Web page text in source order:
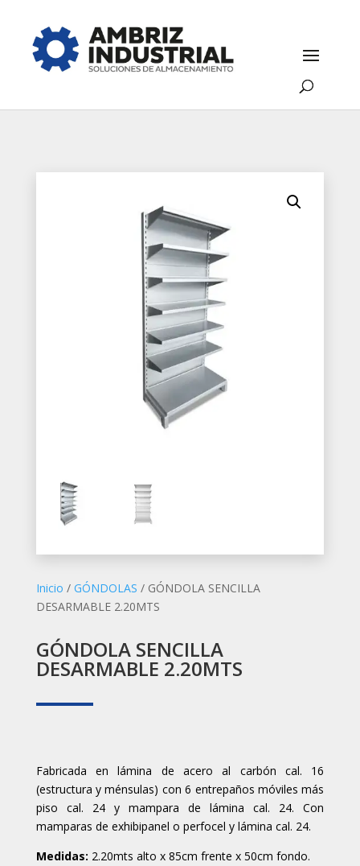
Inicio / GÓNDOLAS / GÓNDOLA SENCILLA
DESARMABLE 2.20MTS
GÓNDOLA SENCILLA
DESARMABLE 2.20MTS
Fabricada en lámina de acero al carbón cal. 16
(estructura y ménsulas) con 6 entrepaños móviles más
piso cal. 24 y mampara de lámina cal. 24. Con
mamparas de exhibipanel o perfocel y lámina cal. 24.
Medidas: 2.20mts alto x 85cm frente x 50cm fondo.